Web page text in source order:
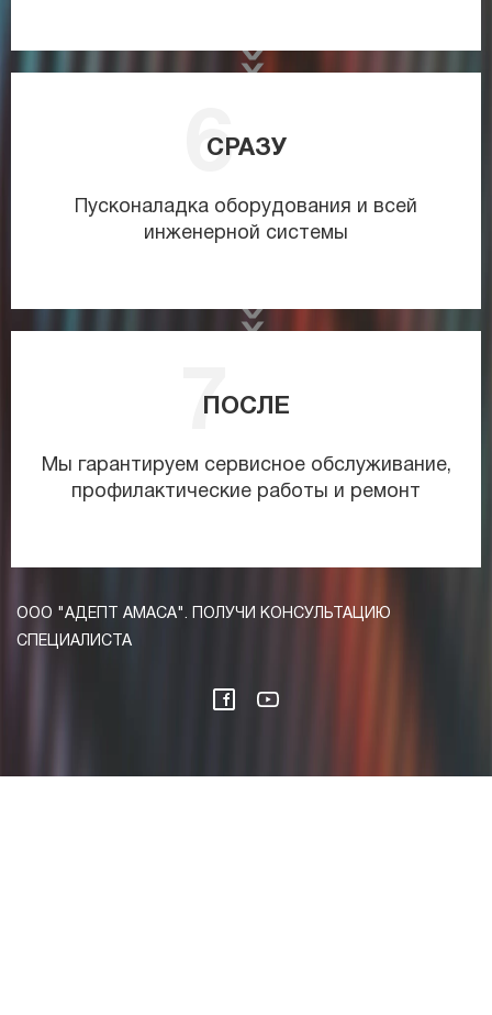
СРАЗУ
Пусконаладка оборудования и всей
инженерной системы
ПОСЛЕ
Мы гарантируем сервисное обслуживание,
профилактические работы и ремонт
ООО "АДЕПТ АМАСА". ПОЛУЧИ КОНСУЛЬТАЦИЮ
СПЕЦИАЛИСТА